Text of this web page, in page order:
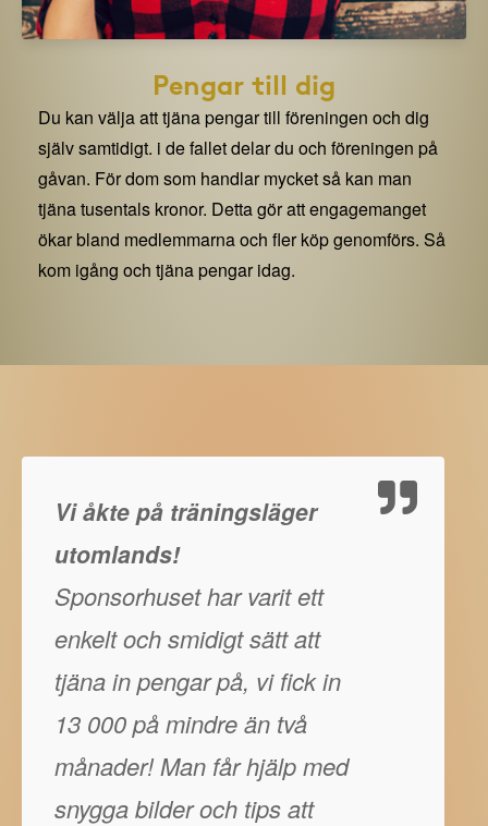
Pengar till dig
Du kan välja att tjäna pengar till föreningen och dig
själv samtidigt. i de fallet delar du och föreningen på
gåvan. För dom som handlar mycket så kan man
tjäna tusentals kronor. Detta gör att engagemanget
ökar bland medlemmarna och fler köp genomförs. Så
kom igång och tjäna pengar idag.
Vi åkte på träningsläger
utomlands!
Sponsorhuset har varit ett
enkelt och smidigt sätt att
tjäna in pengar på, vi fick in
13 000 på mindre än två
månader! Man får hjälp med
snygga bilder och tips att